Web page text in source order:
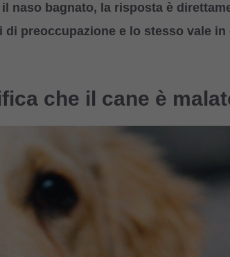
naso bagnato, la risposta è
preoccupazione e lo stesso vale in
che il cane è